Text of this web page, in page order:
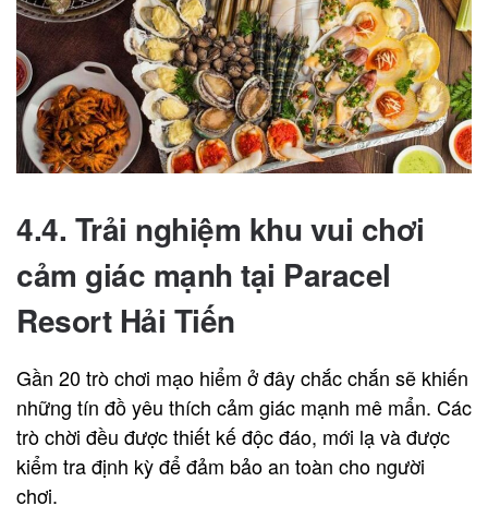
4.4. Trải nghiệm khu vui chơi
cảm giác mạnh tại Paracel
Resort Hải Tiến
Gần 20 trò chơi mạo hiểm ở đây chắc chắn sẽ khiến
những tín đồ yêu thích cảm giác mạnh mê mẩn. Các
trò chời đều được thiết kế độc đáo, mới lạ và được
kiểm tra định kỳ để đảm bảo an toàn cho người
chơi.